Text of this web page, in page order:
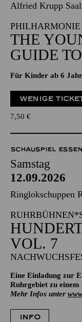
Alfried Krupp Saal
PHILHARMONIE
THE
GUIDE
Für Kinder ab 6
WENIGE
7,50 €
SCHAUSPIEL ESSEN
Samstag
12.09.2026
Ringlokschuppen
VOL. 7
Eine Einladung zur
Ruhrgebiet zu
Mehr Infos unter
INFO